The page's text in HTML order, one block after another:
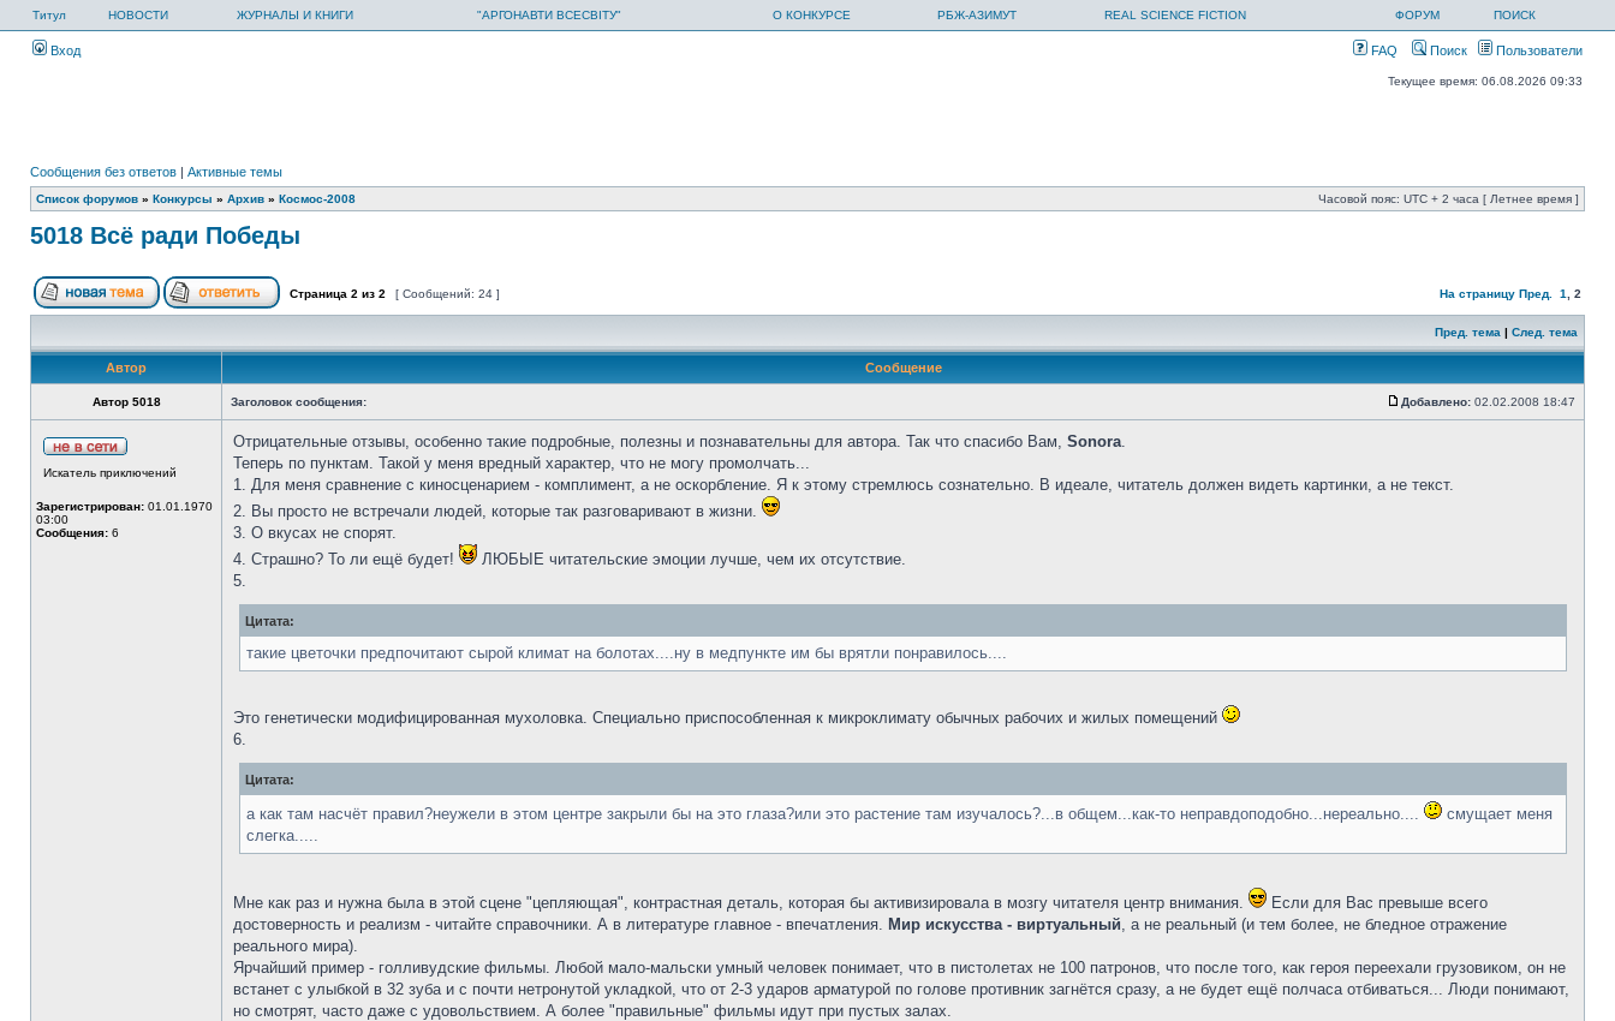
Титул НОВОСТИ ЖУРНАЛЫ И КНИГИ "АРГОНАВТИ ВСЕСВІТУ" О КОНКУРСЕ РБЖ-АЗИМУТ REAL SCIENCE FICTION ФОРУМ ПОИСК
Вход FAQ Поиск Пользователи
Текущее время: 06.08.2026 09:33
Сообщения без ответов | Активные темы
Список форумов » Конкурсы » Архив » Космос-2008 Часовой пояс: UTC + 2 часа [ Летнее время ]
5018 Всё ради Победы
Страница 2 из 2 [ Сообщений: 24 ] На страницу Пред. 1 2
Пред. тема | След. тема
Автор Сообщение
Автор 5018 Заголовок сообщения: Добавлено: 02.02.2008 18:47
Искатель приключений
Зарегистрирован: 01.01.1970
03:00
Сообщения: 6
Отрицательные отзывы, особенно такие подробные, полезны и познавательны для автора. Так что спасибо Вам, Sonora.
Теперь по пунктам. Такой у меня вредный характер, что не могу промолчать...
1. Для меня сравнение с киносценарием - комплимент, а не оскорбление. Я к этому стремлюсь сознательно. В идеале, читатель должен видеть картинки, а не текст.
2. Вы просто не встречали людей, которые так разговаривают в жизни.
3. О вкусах не спорят.
4. Страшно? То ли ещё будет!
ЛЮБЫЕ читательские эмоции лучше, чем их отсутствие.
5.
Цитата:
такие цветочки предпочитают сырой климат на болотах....ну в медпункте им бы врятли понравилось....
Это генетически модифицированная мухоловка. Специально приспособленная к микроклимату обычных рабочих и жилых помещений
6.
Цитата:
а как там насчёт правил?неужели в этом центре закрыли бы на это глаза?или это растение там изучалось?...в общем...как-то неправдоподобно...нереально....
смущает меня
слегка.....
Мне как раз и нужна была в этой сцене "цепляющая", контрастная деталь, которая бы активизировала в мозгу читателя центр внимания.
Если для Вас превыше всего
достоверность и реализм - читайте справочники. А в литературе главное - впечатления. Мир искусства - виртуальный, а не реальный (и тем более, не бледное отражение
реального мира).
Ярчайший пример - голливудские фильмы. Любой мало-мальски умный человек понимает, что в пистолетах не 100 патронов, что после того, как героя переехали грузовиком, он не
встанет с улыбкой в 32 зуба и с почти нетронутой укладкой, что от 2-3 ударов арматурой по голове противник загнётся сразу, а не будет ещё полчаса отбиваться... Люди понимают,
но смотрят, часто даже с удовольствием. А более "правильные" фильмы идут при пустых залах.